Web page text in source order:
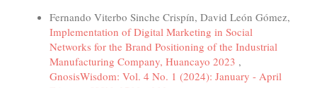
Fernando Viterbo Sinche Crispín, David León Gómez,
Implementation of Digital Marketing in Social
Networks for the Brand Positioning of the Industrial
Manufacturing Company, Huancayo 2023 ,
GnosisWisdom: Vol. 4 No. 1 (2024): January - April